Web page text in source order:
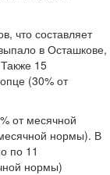
что составляет
в Осташкове,
15
(30% от
от месячной
нормы). В
по 11
нормы)